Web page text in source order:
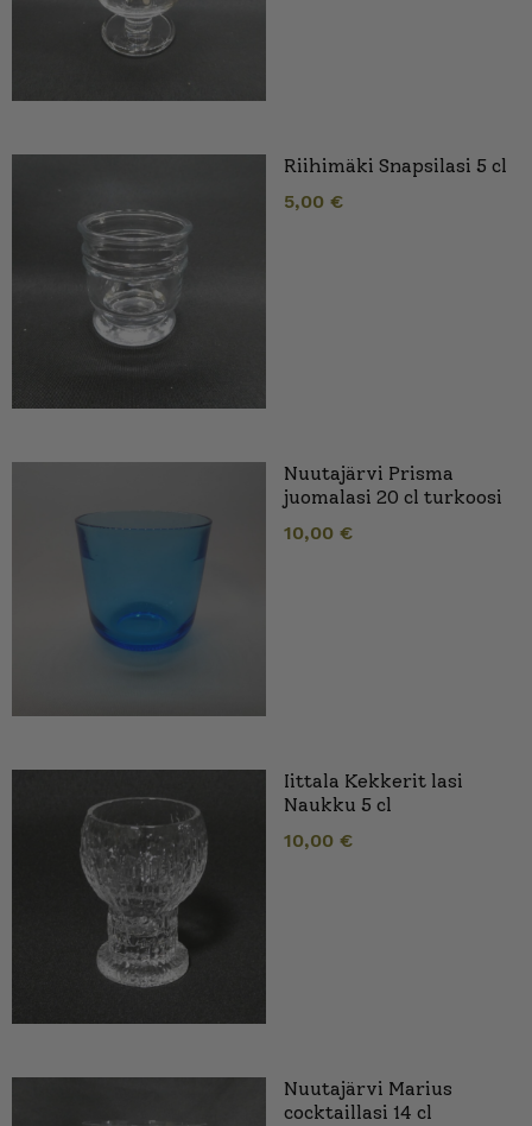
Riihimäki Snapsilasi 5 cl
5,00 €
Nuutajärvi Prisma
juomalasi 20 cl turkoosi
10,00 €
Iittala Kekkerit lasi
Naukku 5 cl
10,00 €
Nuutajärvi Marius
cocktaillasi 14 cl